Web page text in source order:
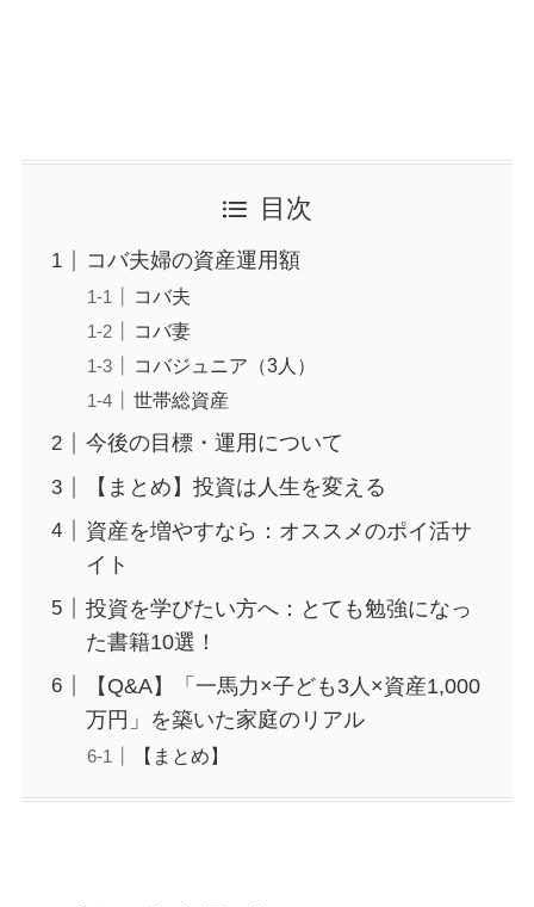
目次
コバ夫婦の資産運用額
コバ夫
コバ妻
コバジュニア（3人）
世帯総資産
今後の目標・運用について
【まとめ】投資は人生を変える
資産を増やすなら：オススメのポイ活サ
イト
投資を学びたい方へ：とても勉強になっ
た書籍10選！
【Q&A】「一馬力×子ども3人×資産1,000
万円」を築いた家庭のリアル
【まとめ】